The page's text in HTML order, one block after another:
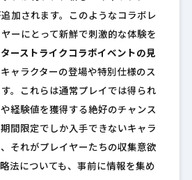
加されます。このようなコラボレ
ーにとって新鮮で刺激的な体験を
ーストライクコラボイベントの見
ャラクターの登場や特別仕様のス
。これらは通常プレイでは得られ
経験値を獲得する絶好のチャンス
間限定でしか入手できないキャラ
それがプレイヤーたちの収集意欲
法についても、事前に情報を集め